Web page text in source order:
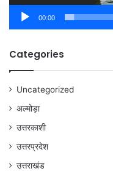
00:00
Categories
Uncategorized
अल्मोड़ा
उत्तरकाशी
उत्तरप्रदेश
उत्तराखंड